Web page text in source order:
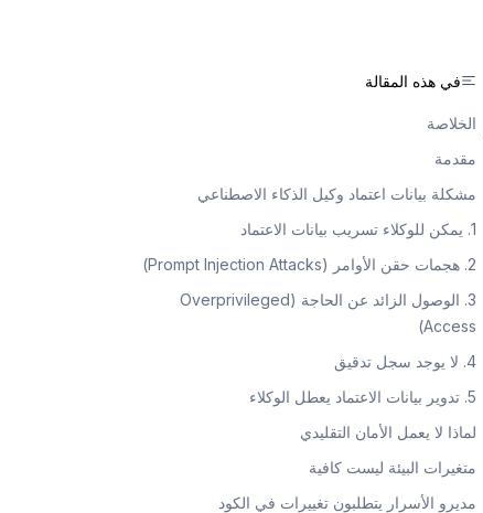
في هذه المقالة
الخلاصة
مقدمة
مشكلة بيانات اعتماد وكيل الذكاء الاصطناعي
1. يمكن للوكلاء تسريب بيانات الاعتماد
2. هجمات حقن الأوامر (Prompt Injection Attacks)
3. الوصول الزائد عن الحاجة (Overprivileged
Access)
4. لا يوجد سجل تدقيق
5. تدوير بيانات الاعتماد يعطل الوكلاء
لماذا لا يعمل الأمان التقليدي
متغيرات البيئة ليست كافية
مديرو الأسرار يتطلبون تغييرات في الكود